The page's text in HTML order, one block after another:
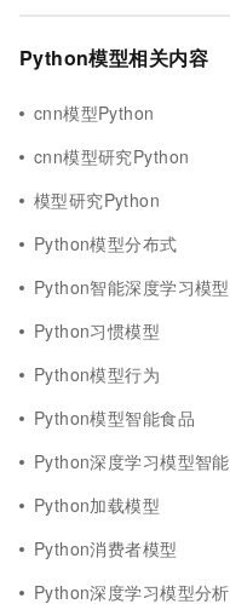
Python模型相关内容
cnn模型Python
cnn模型研究Python
模型研究Python
Python模型分布式
Python智能深度学习模型
Python习惯模型
Python模型行为
Python模型智能食品
Python深度学习模型智能
Python加载模型
Python消费者模型
Python深度学习模型分析